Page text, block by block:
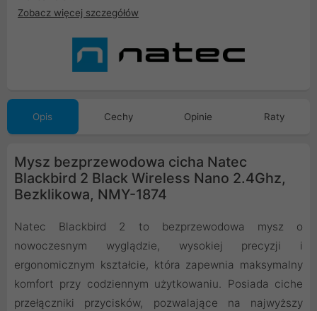
Zobacz więcej szczegółów
Opis Cechy Opinie Raty
Mysz bezprzewodowa cicha Natec
Blackbird 2 Black Wireless Nano 2.4Ghz,
Bezklikowa, NMY-1874
Natec Blackbird 2 to bezprzewodowa mysz o
nowoczesnym wyglądzie, wysokiej precyzji i
ergonomicznym kształcie, która zapewnia maksymalny
komfort przy codziennym użytkowaniu. Posiada ciche
przełączniki przycisków, pozwalające na najwyższy